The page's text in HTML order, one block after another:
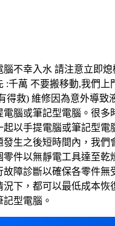
打印表機
/寬頻共享
望)
腦不幸入水 請注意立即熄
:千萬 不要搬移動,我們上
得救) 維修因為意外導致
電腦或筆記型電腦。很多
起以手提電腦或筆記型電
發生之後短時間內，我們
零件以無靜電工具達至乾
故障診斷以確保各零件無
況下，都可以最低成本恢
型電腦。